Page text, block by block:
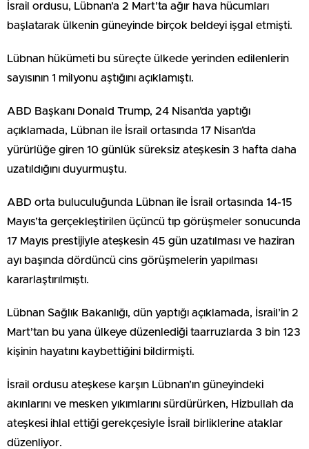
İsrail ordusu, Lübnan’a 2 Mart’ta ağır hava hücumları
başlatarak ülkenin güneyinde birçok beldeyi işgal etmişti.
Lübnan hükümeti bu süreçte ülkede yerinden edilenlerin
sayısının 1 milyonu aştığını açıklamıştı.
ABD Başkanı Donald Trump, 24 Nisan’da yaptığı
açıklamada, Lübnan ile İsrail ortasında 17 Nisan’da
yürürlüğe giren 10 günlük süreksiz ateşkesin 3 hafta daha
uzatıldığını duyurmuştu.
ABD orta buluculuğunda Lübnan ile İsrail ortasında 14-15
Mayıs’ta gerçekleştirilen üçüncü tıp görüşmeler sonucunda
17 Mayıs prestijiyle ateşkesin 45 gün uzatılması ve haziran
ayı başında dördüncü cins görüşmelerin yapılması
kararlaştırılmıştı.
Lübnan Sağlık Bakanlığı, dün yaptığı açıklamada, İsrail’in 2
Mart’tan bu yana ülkeye düzenlediği taarruzlarda 3 bin 123
kişinin hayatını kaybettiğini bildirmişti.
İsrail ordusu ateşkese karşın Lübnan’ın güneyindeki
akınlarını ve mesken yıkımlarını sürdürürken, Hizbullah da
ateşkesi ihlal ettiği gerekçesiyle İsrail birliklerine ataklar
düzenliyor.